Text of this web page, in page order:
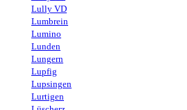
Lully VD
Lumbrein
Lumino
Lunden
Lungern
Lupfig
Lupsingen
Lurtigen